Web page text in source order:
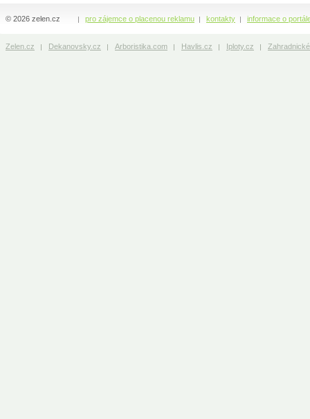
pro zájemce o placenou reklamu kontakty informace o
© 2026 zelen.cz
Zelen.cz Dekanovsky.cz Arboristika.com Havlis.cz Iploty.cz